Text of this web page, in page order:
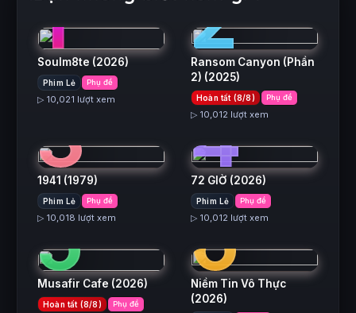
1
Soulm8te (2026)
Phim Lẻ Phụ đề
▷ 10,021 lượt xem
2
Ransom Canyon (Phần
2) (2025)
Hoàn tất (8/8) Phụ đề
▷ 10,012 lượt xem
3
1941 (1979)
Phim Lẻ Phụ đề
▷ 10,018 lượt xem
4
72 GIỜ (2026)
Phim Lẻ Phụ đề
▷ 10,012 lượt xem
5
Musafir Cafe (2026)
Hoàn tất (8/8) Phụ đề
6
Niềm Tin Vô Thực
(2026)